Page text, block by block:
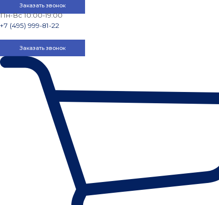
Заказать звонок
Пн-Вс 10:00-19:00
+7 (495) 999-81-22
Заказать звонок